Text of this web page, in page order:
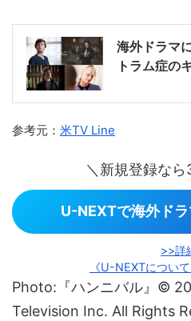
海外ドラマ
トラム症の
参考元： 米TV Line
＼新規登録なら
U-NEXTで海外ド
>>詳
《U-NEXTについ
Photo:『ハンニバル』©
Television Inc. All Rights